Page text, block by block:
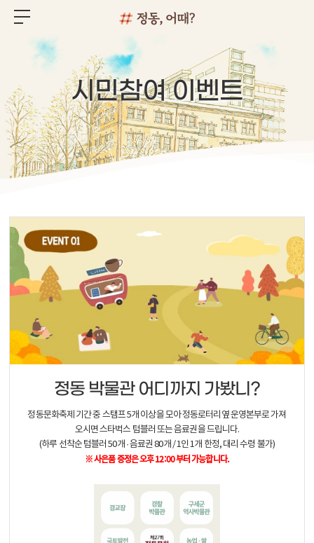
시민참여 이벤트
정동 박물관 어디까지 가봤니?
정동문화축제 기간 중 스탬프 5개 이상을 모아 정동로터리옆 운영본부로 가져
오시면 스타벅스 텀블러 또는 음료권을 드립니다.
(하루 선착순 텀블러 50개 · 음료권 80개 / 1인 1개 한정, 대리 수령 불가)
※ 사은품 증정은 오후 12:00 부터 가능합니다.